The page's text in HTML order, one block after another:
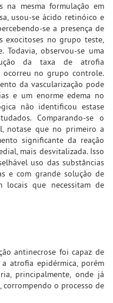
na mesma formulação em
usou-se ácido retinóico e
se a presença de
exocitoses no grupo teste,
observou-se uma
da taxa de atrofia
no grupo controle.
da vascularização pode
e um enorme edema no
não identificou estase
Comparando-se o
notase que no primeiro a
significante da reação
mais desvitalizada. Isso
uso das substâncias
e com grande solução de
locais que necessitam de
antinecrose foi capaz de
atrofia epidérmica, porém
principalmente, onde já
o processo de